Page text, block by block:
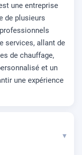
une entreprise
de plusieurs
services, allant de
de chauffage,
et un
une expérience
▾